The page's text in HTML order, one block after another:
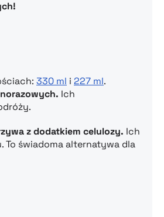
330 ml i 227 ml.
Ich
z dodatkiem celulozy. Ich
To świadoma alternatywa dla